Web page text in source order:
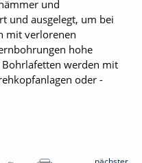
und
und ausgelegt, um bei
mit verlorenen
hohe
werden mit
oder -